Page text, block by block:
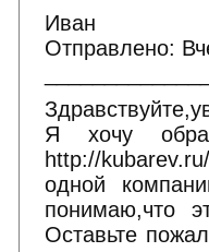
Иван
Отправлено:
Я хочу
http://
одной
понимаю,что
Оставьте